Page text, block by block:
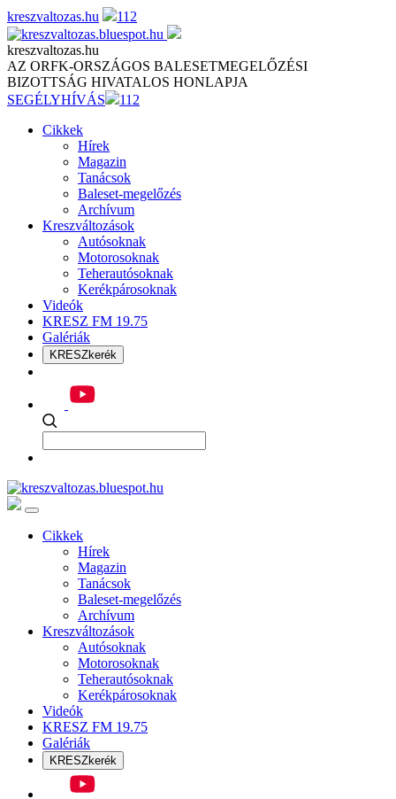
Skip
to
content
kreszvaltozas.hu 112
kreszvaltozas.hu
AZ ORFK-ORSZÁGOS BALESETMEGELŐZÉSI
BIZOTTSÁG HIVATALOS HONLAPJA
SEGÉLYHÍVÁS
112
Cikkek
Hírek
Magazin
Tanácsok
Baleset-megelőzés
Archívum
Kreszváltozások
Autósoknak
Motorosoknak
Teherautósoknak
Kerékpárosoknak
Videók
KRESZ FM 19.75
Galériák
KRESZkerék
Cikkek
Hírek
Magazin
Tanácsok
Baleset-megelőzés
Archívum
Kreszváltozások
Autósoknak
Motorosoknak
Teherautósoknak
Kerékpárosoknak
Videók
KRESZ FM 19.75
Galériák
KRESZkerék